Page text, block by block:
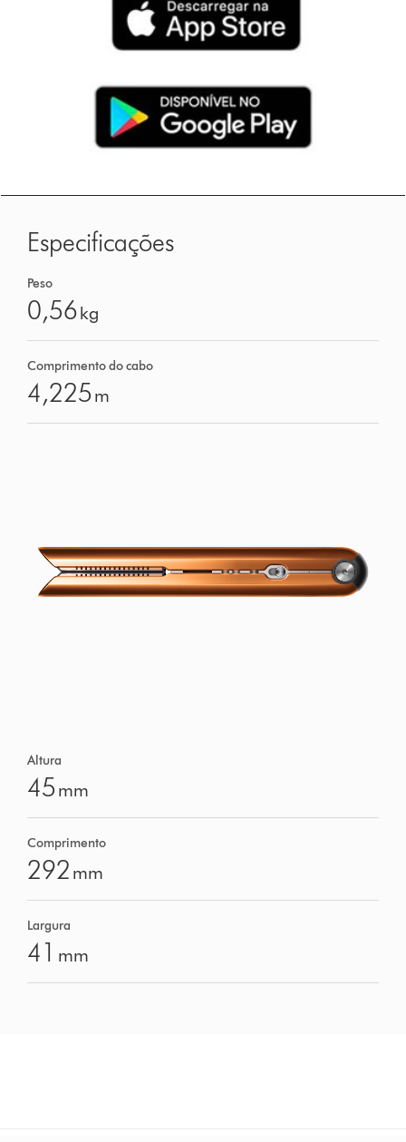
Especificações
Peso
0,56kg
Comprimento do cabo
4,225 m
Altura
45 mm
Comprimento
292 mm
Largura
41 mm